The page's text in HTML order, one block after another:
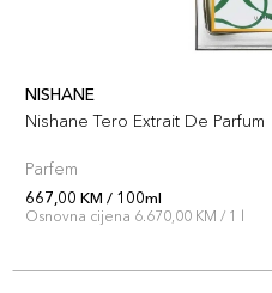
NISHANE
Nishane Tero Extrait De Parfum
Parfem
667,00 KM / 100ml
Osnovna cijena 6.670,00 KM / 1 l